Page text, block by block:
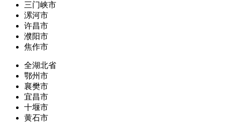
三门峡市
漯河市
许昌市
濮阳市
焦作市
全湖北省
鄂州市
襄樊市
宜昌市
十堰市
黄石市